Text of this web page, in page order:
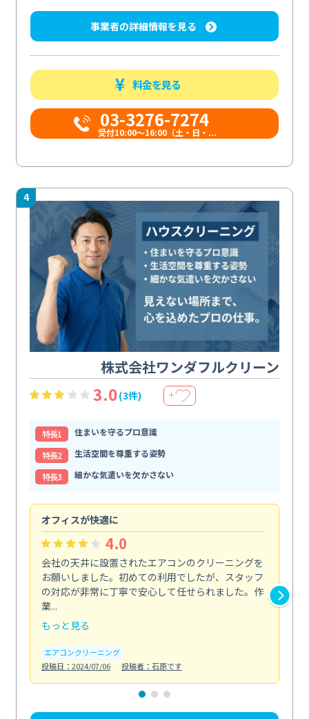
事業者の詳細情報を見る
料金を見る
03-3276-7274
受付10:00〜16:00（土・日・...
4
株式会社ワンダフルクリーン
3.0(3件) ＋
特⻑1
住まいを守るプロ意識
特⻑2
生活空間を尊重する姿勢
特⻑3
細かな気遣いを欠かさない
オフィスが快適に
4.0
会社の天井に設置されたエアコンのクリーニングを
お願いしました。初めての利用でしたが、スタッフ
の対応が非常に丁寧で安心して任せられました。作
業...
もっと見る
エアコンクリーニング
投稿日：2024/07/06
投稿者：石原です